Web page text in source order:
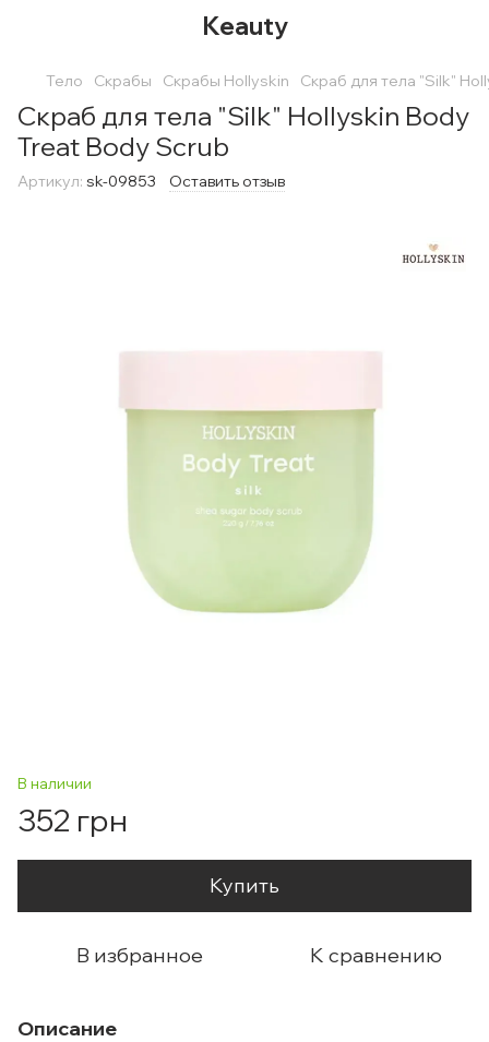
Keauty
Тело Скрабы Скрабы Hollyskin Скраб для тела "Silk"
Скраб для тела "Silk" Hollyskin Body
Treat Body Scrub
Артикул: sk-09853 Оставить отзыв
В наличии
352 грн
Купить
В избранное К сравнению
Описание